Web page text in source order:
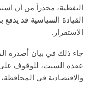
النفطية، محذراً من أن
القيادة السياسية قد
الاستقرار.
جاء ذلك في بيان أصدره
عقده السبت، للوقوف
والاقتصادية في